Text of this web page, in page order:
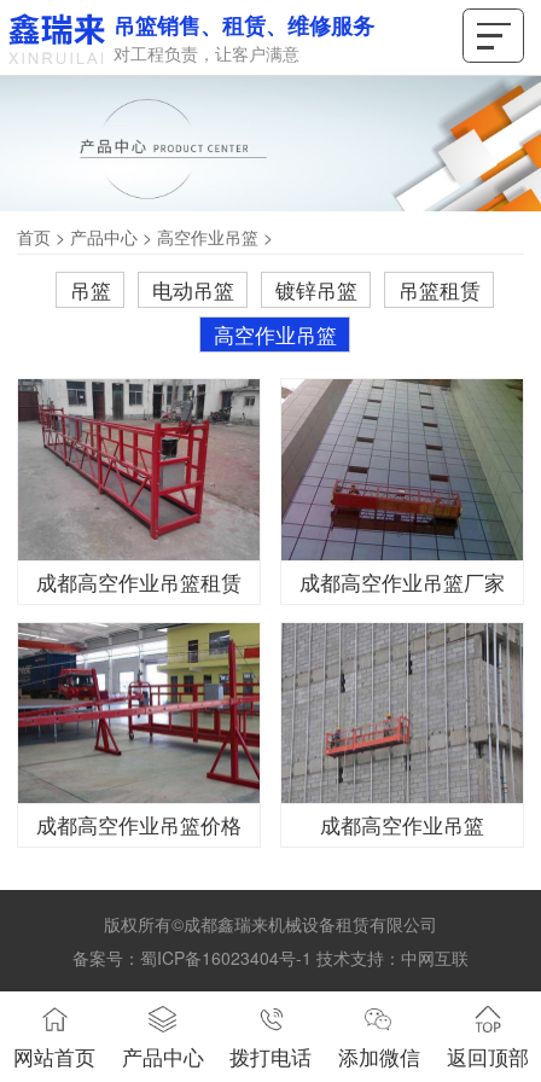
吊篮销售、租赁、维修服务
对工程负责，让客户满意
首页 > 产品中心 > 高空作业吊篮 >
吊篮 电动吊篮 镀锌吊篮
吊篮租赁
高空作业吊篮
成都高空作业吊篮租赁 成都高空作业吊篮厂家
成都高空作业吊篮价格 成都高空作业吊篮
版权所有©成都鑫瑞来机械设备租赁有限公司
备案号： 蜀ICP备16023404号-1 技术支持： 中网互联
网站首页 产品中心 拨打电话 添加微信 返回顶部